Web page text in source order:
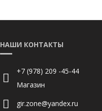
НАШИ КОНТАКТЫ
+7 (978) 209 -45-44
Магазин
gir.zone@yandex.ru